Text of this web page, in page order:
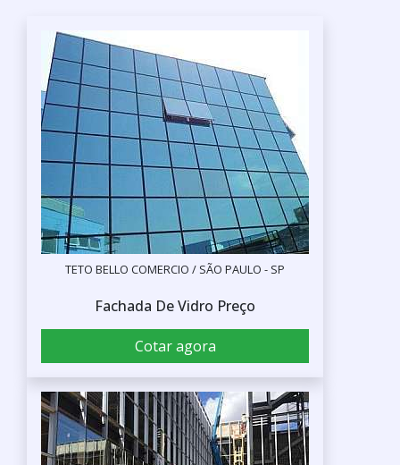
TETO BELLO COMERCIO / SÃO PAULO - SP
Fachada De Vidro Preço
Cotar agora